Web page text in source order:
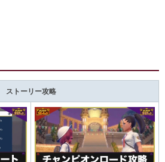
ストーリー攻略